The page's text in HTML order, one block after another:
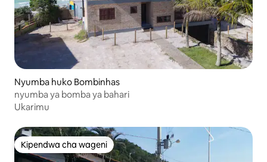
Nyumba huko Bombinhas
nyumba ya bomba ya bahari
Ukarimu
Kipendwa cha wageni
Kipendwa cha wageni